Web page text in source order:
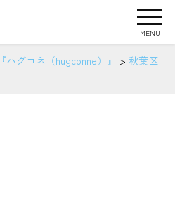
MENU
グコネ（hugconne）』 > 秋葉区